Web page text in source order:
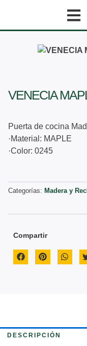
contenido
VENECIA
Puerta de cocina
·Material: MAPLE
·Color: 0245
Categorías: Madera y
Compartir
DESCRIPCIÓN